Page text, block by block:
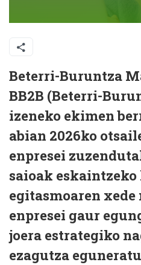
Beterri-Buruntza
BB2B (Beterri-
izeneko ekimen
abian 2026ko
enpresei
saioak
egitasmoaren xede
enpresei gaur
joera estrategiko
ezagutza